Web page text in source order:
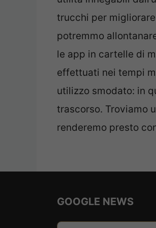
trucchi per
potremmo
le app in cartelle di
effettuati nei tempi
utilizzo smodato: in
trascorso. Troviamo
renderemo presto
GOOGLE NEWS